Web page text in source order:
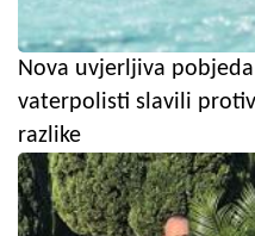
Nova uvjerljiva
vaterpolisti slavili
razlike